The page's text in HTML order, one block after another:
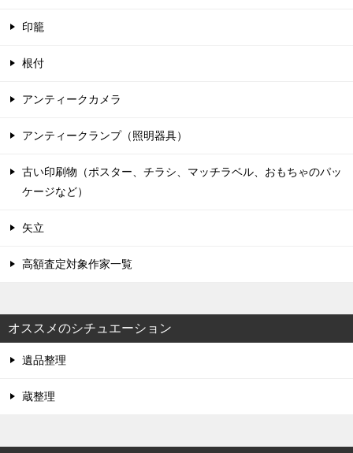
印籠
根付
アンティークカメラ
アンティークランプ（照明器具）
古い印刷物（ポスター、チラシ、マッチラベル、おもちゃのパッ
ケージなど）
矢立
高額査定対象作家一覧
オススメのシチュエーション
遺品整理
蔵整理